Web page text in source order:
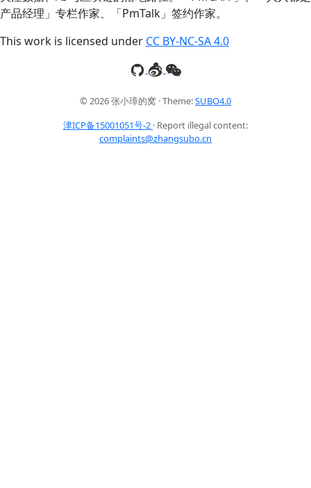
产品经理」专栏作家、「PmTalk」签约作家。
This work is licensed under CC BY-NC-SA 4.0
© 2026 张小璋的窝 · Theme:SUBO4.0
津ICP备15001051号-2 · Report illegal content:
complaints@zhangsubo.cn